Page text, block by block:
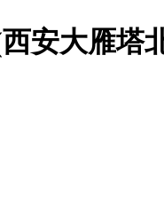
安大雁塔